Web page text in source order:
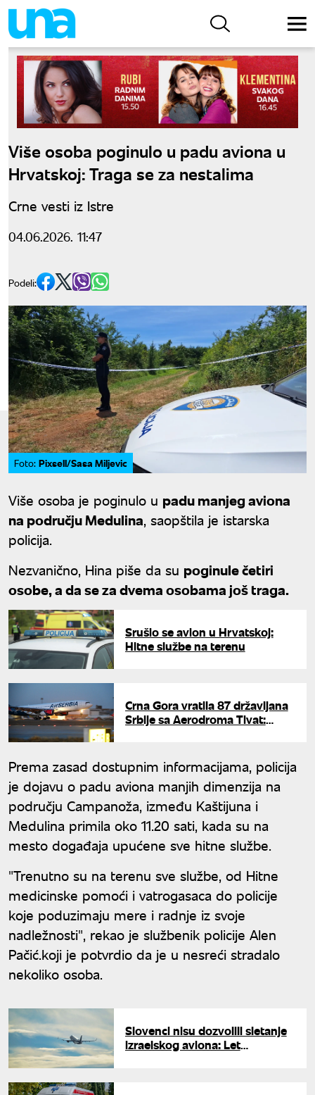
Više osoba poginulo u padu aviona u
Hrvatskoj: Traga se za nestalima
Crne vesti iz Istre
04.06.2026. 11:47
Podeli:
Foto: Pixsell/Sasa Miljevic
Više osoba je poginulo u padu manjeg aviona
na području Medulina, saopštila je istarska
policija.
Nezvanično, Hina piše da su poginule četiri
osobe, a da se za dvema osobama još traga.
Srušio se avion u Hrvatskoj:
Hitne službe na terenu
Crna Gora vratila 87 državljana
Srbije sa Aerodroma Tivat:
Prema zasad dostupnim informacijama, policija
je dojavu o padu aviona manjih dimenzija na
području Campanoža, između Kaštijuna i
Medulina primila oko 11.20 sati, kada su na
mesto događaja upućene sve hitne službe.
"Trenutno su na terenu sve službe, od Hitne
medicinske pomoći i vatrogasaca do policije
koje poduzimaju mere i radnje iz svoje
nadležnosti", rekao je službenik policije Alen
Pačić.koji je potvrdio da je u nesreći stradalo
nekoliko osoba.
Slovenci nisu dozvolili sletanje
izraelskog aviona: Let